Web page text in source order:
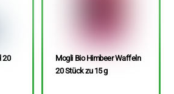
20
Mogli Bio Himbeer Waffeln
20 Stück zu 15 g